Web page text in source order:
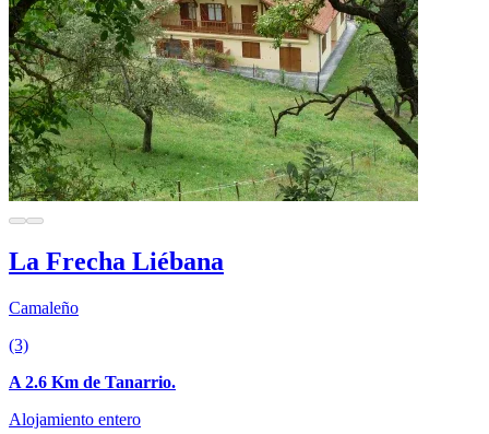
La Frecha Liébana
Camaleño
(3)
A 2.6 Km de Tanarrio.
Alojamiento entero